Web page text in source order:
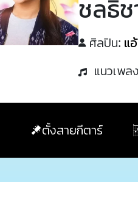
ชลธิช
ศิลปิน: แ
แนวเพล
ตั้งสายกีตาร์